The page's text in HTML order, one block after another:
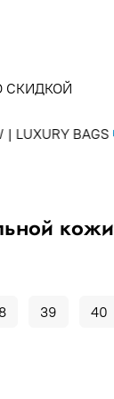
СКИДКОЙ
BAGS
кожи
39 40